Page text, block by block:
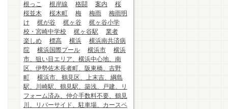
根っこ
根岸線 格闘 案内
桜
桜並木
桜木町 梅 梅雨
梅雨明
け
梶が谷 梶ヶ谷
梶ヶ谷小学
校・宮崎中学校
梶ヶ谷駅
業者
楽しめ
標高 横浜
横浜南共済病
院
横浜国際プール 横浜市
横浜
市、狙い目エリア、横浜中心地、南
区、伊勢佐木長者町、阪東橋、吉野
町
横浜市、鶴見区、上末吉、綱島
駅、川崎駅、鶴見駅、築浅、戸建、リ
フォーム済み、仲介手数料不要、鶴見
川、リバーサイド、駐車場、カースペ